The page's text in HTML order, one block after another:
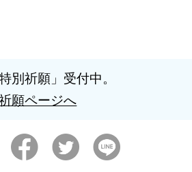
別祈願」受付中。
願ページへ